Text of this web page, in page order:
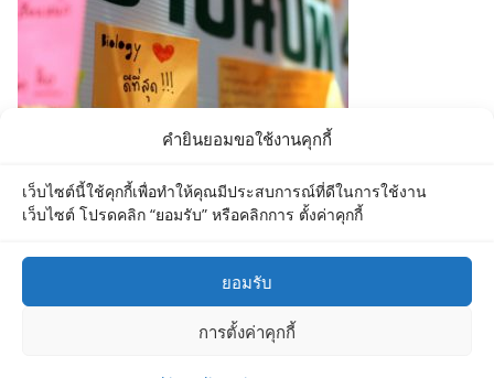
คำยินยอมขอใช้งานคุกกี้
เว็บไซต์นี้ใช้คุกกี้เพื่อทำให้คุณมีประสบการณ์ที่ดีในการใช้งาน
เว็บไซต์ โปรดคลิก “ยอมรับ” หรือคลิกการ ตั้งค่าคุกกี้
ยอมรับ
การตั้งค่าคุกกี้
g
i
Department of Biology MU
reserved.